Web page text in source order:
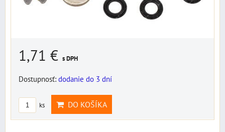
1,71 € s DPH
Dostupnosť: dodanie do 3 dní
ks DO KOŠÍKA